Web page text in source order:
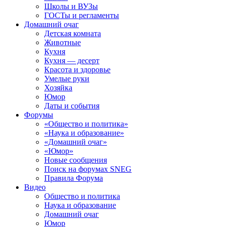
Школы и ВУЗы
ГОСТы и регламенты
Домашний очаг
Детская комната
Животные
Кухня
Кухня — десерт
Красота и здоровье
Умелые руки
Хозяйка
Юмор
Даты и события
Форумы
«Общество и политика»
«Наука и образование»
«Домашний очаг»
«Юмор»
Новые сообщения
Поиск на форумах SNEG
Правила Форума
Видео
Общество и политика
Наука и образование
Домашний очаг
Юмор